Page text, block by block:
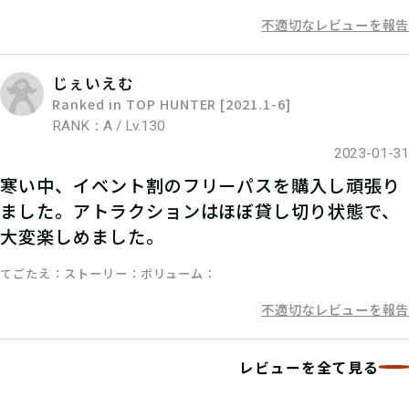
クエストミッションをクリアして、発
不適切なレビューを報告
じぇいえむ
Ranked in TOP HUNTER [2021.1-6]
RANK：A / Lv.130
2023-01-31
寒い中、イベント割のフリーパスを購入し頑張り
ました。アトラクションはほぼ貸し切り状態で、
大変楽しめました。
てごたえ ストーリー ボリューム
不適切なレビューを報告
レビューを全て見る